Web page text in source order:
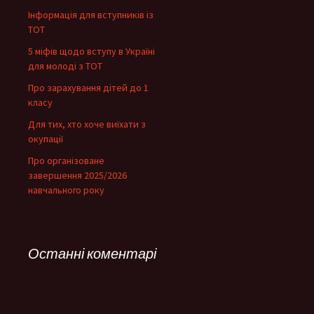
Інформація для вступників із
ТОТ
5 міфів щодо вступу в Україні
для молоді з ТОТ
Про зарахування дітей до 1
класу
Для тих, хто хоче виїхати з
окупації
Про організоване
завершення 2025/2026
навчального року
Останні коментарі